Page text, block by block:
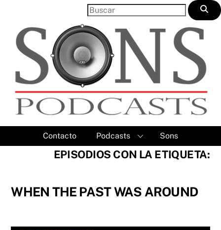
content
Contacto Podcasts Sons
EPISODIOS CON LA ETIQUETA:
WHEN THE PAST WAS AROUND